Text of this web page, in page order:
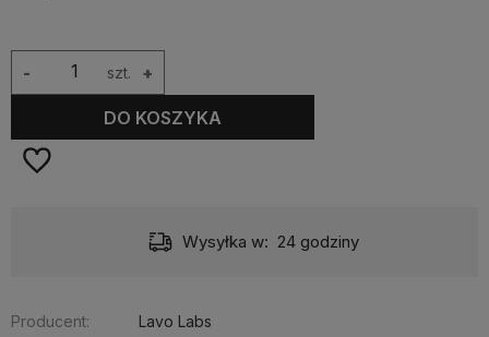
szt. +
-
DO KOSZYKA
Wysyłka w: 24 godziny
Producent:
Lavo Labs